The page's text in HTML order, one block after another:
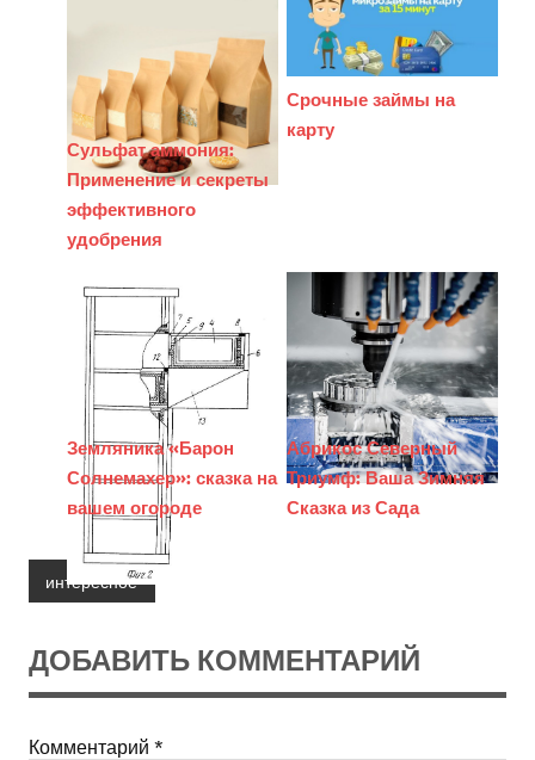
Сульфат аммония:
Применение и секреты
эффективного
удобрения
Срочные займы на
карту
Земляника «Барон
Солнемахер»: сказка на
вашем огороде
Абрикос Северный
Триумф: Ваша Зимняя
Сказка из Сада
интересное
ДОБАВИТЬ КОММЕНТАРИЙ
Комментарий *